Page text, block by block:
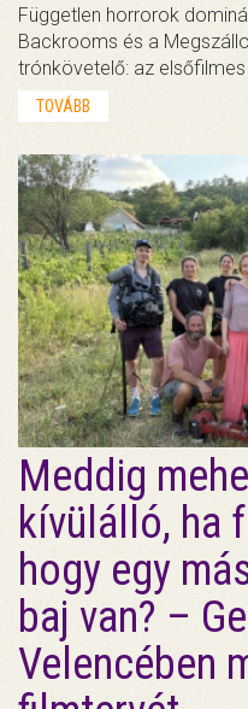
Független horrorok
Backrooms és a
trónkövetelő: az
TOVÁBB
Meddig
kívülálló, ha
hogy egy
baj van? –
Velencében